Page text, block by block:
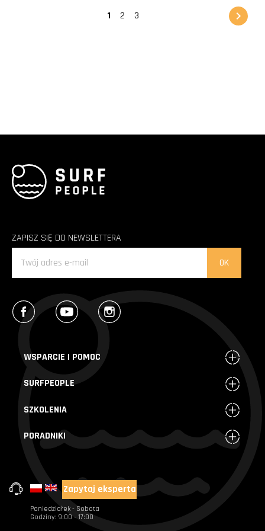
1 2 3 
ZAPISZ SIĘ DO NEWSLETTERA
Facebook YouTube
WSPARCIE I POMOC
SURFPEOPLE
SZKOLENIA
PORADNIKI
+48 720 004 000
Zapytaj eksperta
Poniedziałek - Sobota
Godziny: 9:00 - 17:00